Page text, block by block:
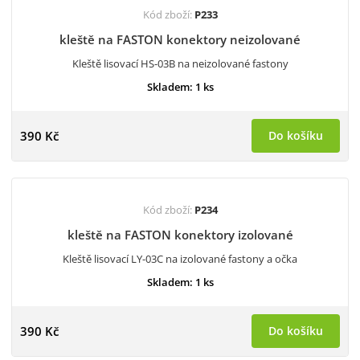
Kód zboží: P233
kleště na FASTON konektory neizolované
Kleště lisovací HS-03B na neizolované fastony
Skladem: 1 ks
390 Kč Do košíku
Kód zboží: P234
kleště na FASTON konektory izolované
Kleště lisovací LY-03C na izolované fastony a očka
Skladem: 1 ks
390 Kč Do košíku